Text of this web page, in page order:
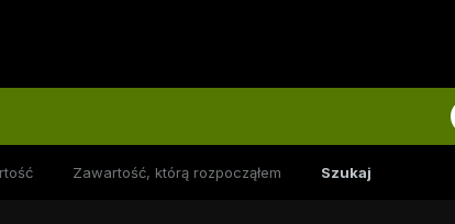
Zawartość, którą rozpocząłem Szukaj